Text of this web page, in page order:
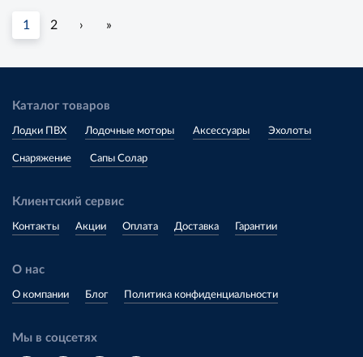
1 2 › »
Каталог товаров
Лодки ПВХ Лодочные моторы Аксессуары Эхолоты
Снаряжение Сапы Солар
Клиентский сервис
Контакты Акции Оплата Доставка Гарантии
О нас
О компании Блог Политика конфиденциальности
Мы в соцсетях